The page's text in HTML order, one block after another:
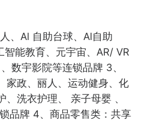
、Al 自助台球、Al自助
能教育、元宇宙、AR/ VR
数宇影院等连锁品牌 3、
家政、丽人、运动健身、化
洗衣护理、 亲子母婴 、
品牌 4、商品零售类：共享